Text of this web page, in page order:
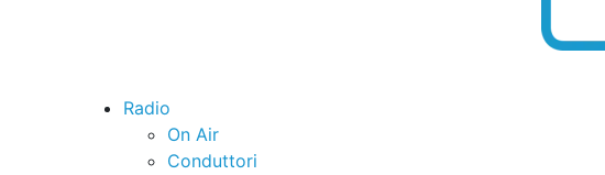
Radio
On Air
Conduttori